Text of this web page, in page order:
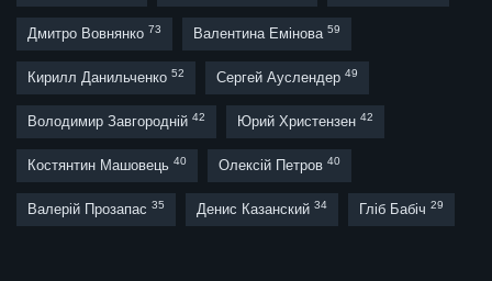
Дмитро Вовнянко 73 Валентина Емінова 59
Кирилл Данильченко 52 Сергей Ауслендер 49
Володимир Завгородній 42 Юрий Христензен 42
Костянтин Машовець 40 Олексій Петров 40
Валерій Прозапас 35 Денис Казанский 34 Гліб Бабіч 29